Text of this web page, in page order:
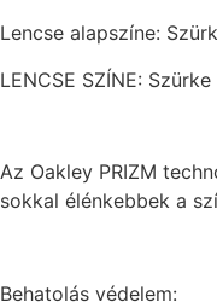
Lencse alapszíne:
LENCSE SZÍNE: Szürke
Az Oakley PRIZM
sokkal élénkebbek a
Behatolás védelem: